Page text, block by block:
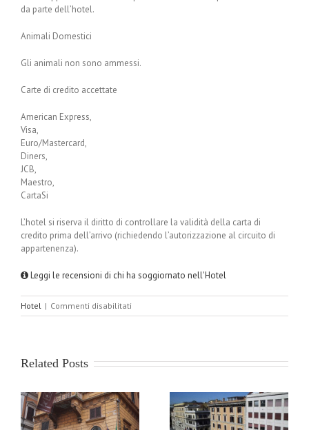
da parte dell’hotel.
Animali Domestici
Gli animali non sono ammessi.
Carte di credito accettate
American Express,
Visa,
Euro/Mastercard,
Diners,
JCB,
Maestro,
CartaSi
L’hotel si riserva il diritto di controllare la validità della carta di
credito prima dell’arrivo (richiedendo l’autorizzazione al circuito di
appartenenza).
Leggi le recensioni di chi ha soggiornato nell'Hotel
Hotel | Commenti disabilitati
Milani
Related Posts